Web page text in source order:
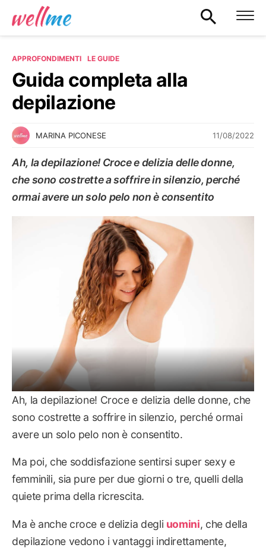
APPROFONDIMENTI LE GUIDE
Guida completa alla
depilazione
MARINA PICONESE 11/08/2022
Ah, la depilazione! Croce e delizia delle donne,
che sono costrette a soffrire in silenzio, perché
ormai avere un solo pelo non è consentito
Ah, la depilazione! Croce e delizia delle donne, che
sono costrette a soffrire in silenzio, perché ormai
avere un solo pelo non è consentito.
Ma poi, che soddisfazione sentirsi super sexy e
femminili, sia pure per due giorni o tre, quelli della
quiete prima della ricrescita.
Ma è anche croce e delizia degli uomini, che della
depilazione vedono i vantaggi indirettamente,